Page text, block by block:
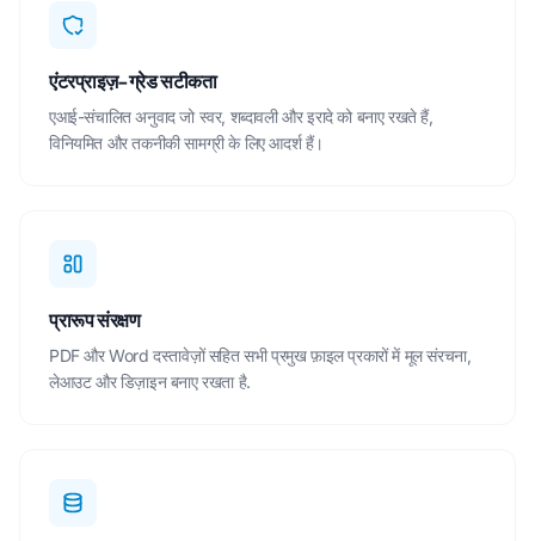
एंटरप्राइज़-ग्रेड सटीकता
एआई-संचालित अनुवाद जो स्वर, शब्दावली और इरादे को बनाए रखते हैं,
विनियमित और तकनीकी सामग्री के लिए आदर्श हैं।
प्रारूप संरक्षण
PDF और Word दस्तावेज़ों सहित सभी प्रमुख फ़ाइल प्रकारों में मूल संरचना,
लेआउट और डिज़ाइन बनाए रखता है.